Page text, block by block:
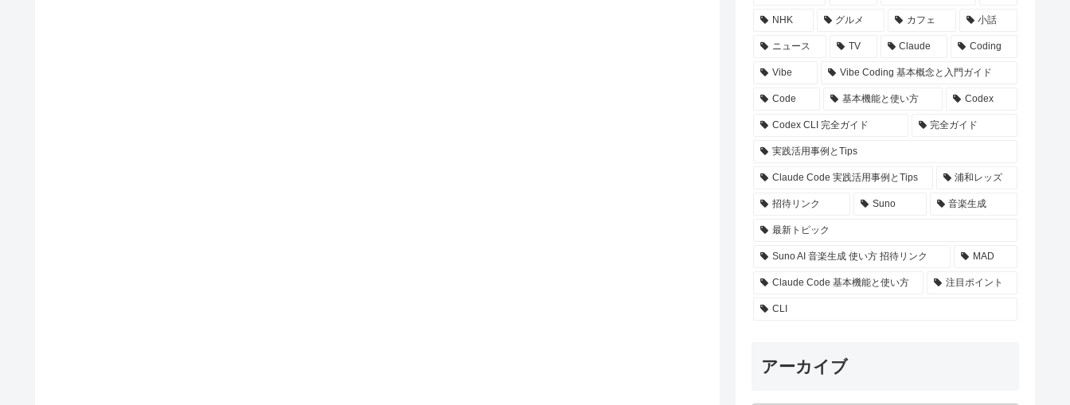
NHK グルメ カフェ 小話
ニュース TV Claude Coding
Vibe Vibe Coding 基本概念と入門ガイド
Code 基本機能と使い方 Codex
Codex CLI 完全ガイド 完全ガイド
実践活用事例とTips
Claude Code 実践活用事例とTips 浦和レッズ
招待リンク Suno 音楽生成
最新トピック
Suno AI 音楽生成 使い方 招待リンク MAD
Claude Code 基本機能と使い方 注目ポイント
CLI
アーカイブ